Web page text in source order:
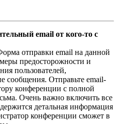
email от кого-то с
отправки email на данной
предосторожности и
пользователей,
сообщения. Отправьте email-
конференции с полной
Очень важно включить все
детальная информация
конференции сможет в